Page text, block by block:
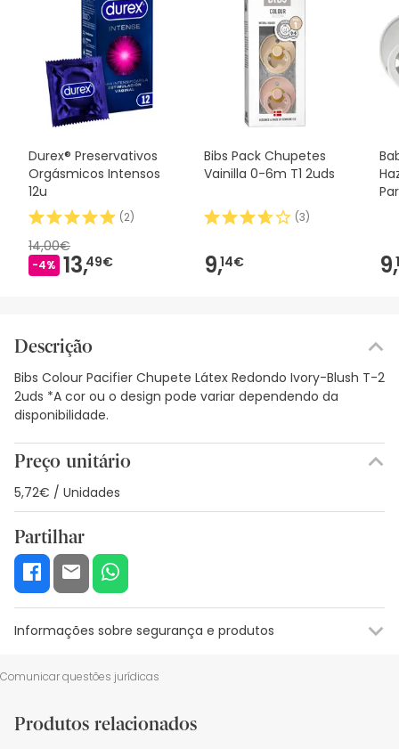
Durex® Preservativos
Orgásmicos Intensos
12u
(2)
14,00€
-4% 13,49€
Bibs Pack Chupetes
Vainilla 0-6m T1 2uds
(3)
9,14€
Par
9,
Descrição
Bibs Colour Pacifier Chupete Látex Redondo Ivory-Blush T-2
2uds *A cor ou o design pode variar dependendo da
disponibilidade.
Preço unitário
5,72€ / Unidades
Partilhar
Informações sobre segurança e produtos
Recursos de segurança visual
De momento, não dispomos de imagens de segurança
Comunicar questões jurídicas
Produtos relacionados